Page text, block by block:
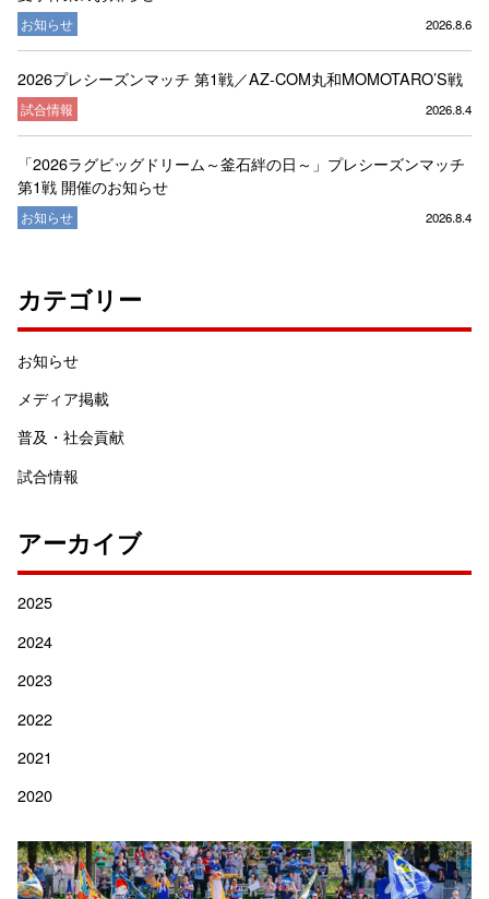
お知らせ 2026.8.6
2026プレシーズンマッチ 第1戦／AZ-COM丸和MOMOTARO’S戦
試合情報 2026.8.4
「2026ラグビッグドリーム～釜石絆の日～」プレシーズンマッチ
第1戦 開催のお知らせ
お知らせ 2026.8.4
カテゴリー
お知らせ
メディア掲載
普及・社会貢献
試合情報
アーカイブ
2025
2024
2023
2022
2021
2020